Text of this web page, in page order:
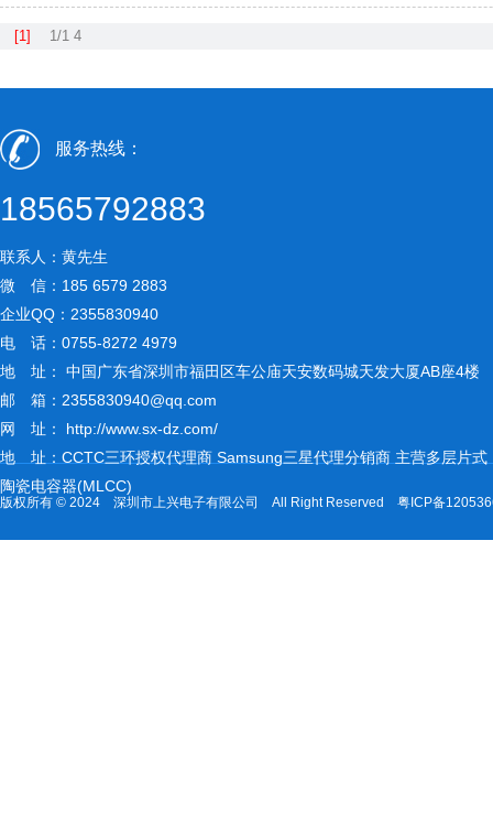
[1] 1/1 4
服务热线：
18565792883
联系人：黄先生
微 信：185 6579 2883
企业QQ：2355830940
电 话：0755-8272 4979
地 址： 中国广东省深圳市福田区车公庙天安数码城天发大厦AB座4楼
邮 箱： 2355830940@qq.com
网 址： http://www.sx-dz.com/
地 址：CCTC三环授权代理商 Samsung三星代理分销商 主营多层片式
陶瓷电容器(MLCC)
版权所有 © 2024 深圳市上兴电子有限公司 All Right Reserved 粤ICP备